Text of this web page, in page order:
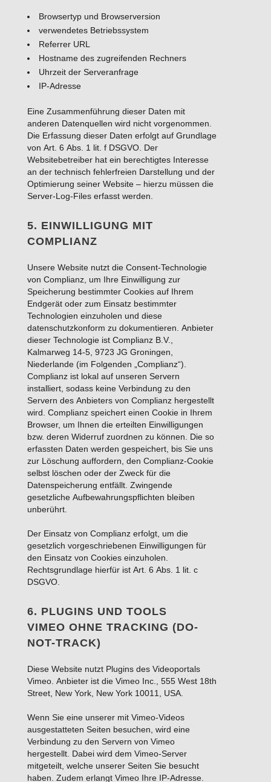
Browsertyp und Browserversion
verwendetes Betriebssystem
Referrer URL
Hostname des zugreifenden Rechners
Uhrzeit der Serveranfrage
IP-Adresse
Eine Zusammenführung dieser Daten mit
anderen Datenquellen wird nicht vorgenommen.
Die Erfassung dieser Daten erfolgt auf Grundlage
von Art. 6 Abs. 1 lit. f DSGVO. Der
Websitebetreiber hat ein berechtigtes Interesse
an der technisch fehlerfreien Darstellung und der
Optimierung seiner Website – hierzu müssen die
Server-Log-Files erfasst werden.
5. EINWILLIGUNG MIT
COMPLIANZ
Unsere Website nutzt die Consent-Technologie
von Complianz, um Ihre Einwilligung zur
Speicherung bestimmter Cookies auf Ihrem
Endgerät oder zum Einsatz bestimmter
Technologien einzuholen und diese
datenschutzkonform zu dokumentieren. Anbieter
dieser Technologie ist Complianz B.V.,
Kalmarweg 14-5, 9723 JG Groningen,
Niederlande (im Folgenden „Complianz“).
Complianz ist lokal auf unseren Servern
installiert, sodass keine Verbindung zu den
Servern des Anbieters von Complianz hergestellt
wird. Complianz speichert einen Cookie in Ihrem
Browser, um Ihnen die erteilten Einwilligungen
bzw. deren Widerruf zuordnen zu können. Die so
erfassten Daten werden gespeichert, bis Sie uns
zur Löschung auffordern, den Complianz-Cookie
selbst löschen oder der Zweck für die
Datenspeicherung entfällt. Zwingende
gesetzliche Aufbewahrungspflichten bleiben
unberührt.
Der Einsatz von Complianz erfolgt, um die
gesetzlich vorgeschriebenen Einwilligungen für
den Einsatz von Cookies einzuholen.
Rechtsgrundlage hierfür ist Art. 6 Abs. 1 lit. c
DSGVO.
6. PLUGINS UND TOOLS
VIMEO OHNE TRACKING (DO-
NOT-TRACK)
Diese Website nutzt Plugins des Videoportals
Vimeo. Anbieter ist die Vimeo Inc., 555 West 18th
Street, New York, New York 10011, USA.
Wenn Sie eine unserer mit Vimeo-Videos
ausgestatteten Seiten besuchen, wird eine
Verbindung zu den Servern von Vimeo
hergestellt. Dabei wird dem Vimeo-Server
mitgeteilt, welche unserer Seiten Sie besucht
haben. Zudem erlangt Vimeo Ihre IP-Adresse.